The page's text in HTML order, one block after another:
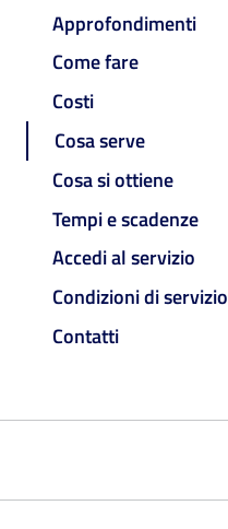
Approfondimenti
Come fare
Costi
Cosa serve
Cosa si ottiene
Tempi e scadenze
Accedi al servizio
Condizioni di servizio
Contatti